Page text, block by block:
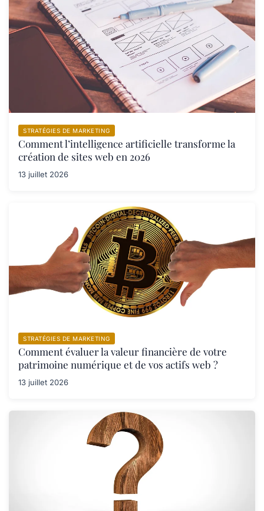
STRATÉGIES DE MARKETING
Comment l’intelligence artificielle transforme la
création de sites web en 2026
13 juillet 2026
STRATÉGIES DE MARKETING
Comment évaluer la valeur financière de votre
patrimoine numérique et de vos actifs web ?
13 juillet 2026